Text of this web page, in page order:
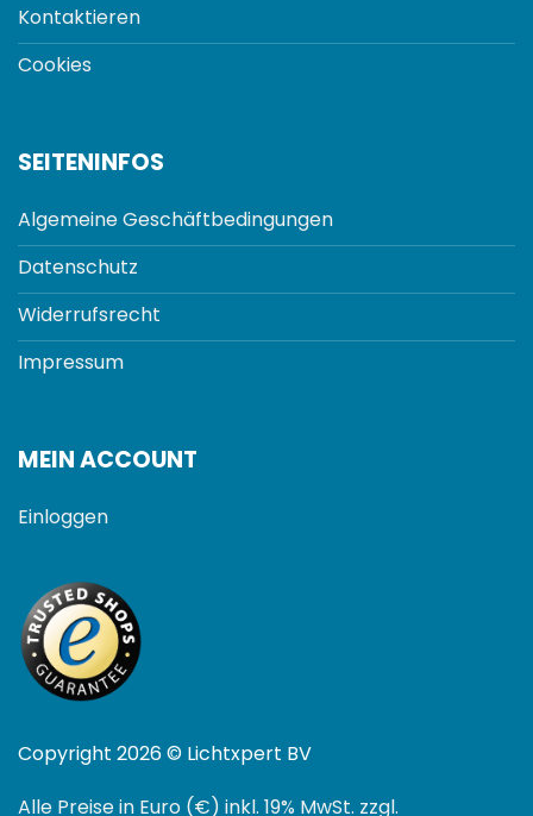
Kontaktieren
Cookies
SEITENINFOS
Algemeine Geschäftbedingungen
Datenschutz
Widerrufsrecht
Impressum
MEIN ACCOUNT
Einloggen
Copyright 2026 © Lichtxpert BV
Alle Preise in Euro (€) inkl. 19% MwSt. zzgl.